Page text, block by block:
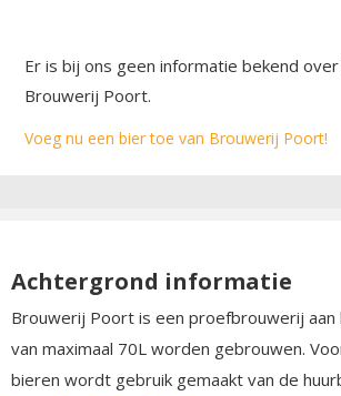
Er is bij ons geen informatie bekend
Brouwerij Poort.
Voeg nu een bier toe van Brouwerij Poort!
Achtergrond informatie
Brouwerij Poort is een proefbrouwerij aan
van maximaal 70L worden gebrouwen.
bieren wordt gebruik gemaakt van de